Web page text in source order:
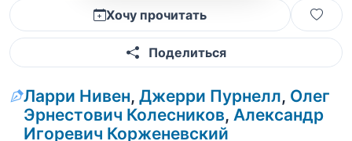
Хочу прочитать
Поделиться
Ларри Нивен, Джерри Пурнелл, Олег
Эрнестович Колесников, Александр
Игоревич Корженевский